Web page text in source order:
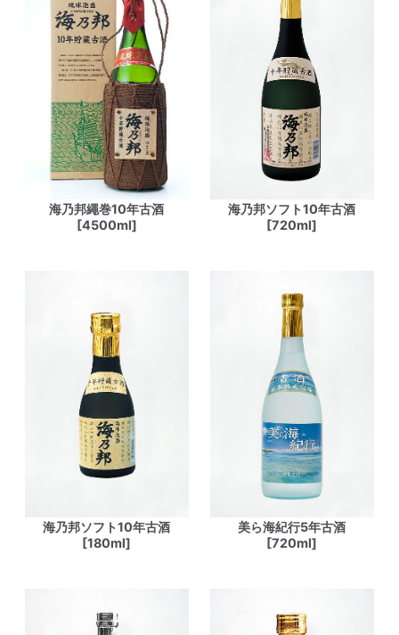
海乃邦繩巻10年古酒
[4500ml]
海乃邦ソフト10年古酒
[720ml]
海乃邦ソフト10年古酒
[180ml]
美ら海紀行5年古酒
[720ml]